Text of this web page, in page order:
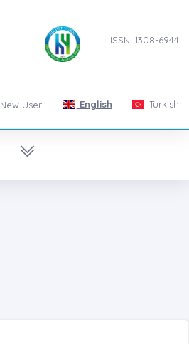
ISSN: 1308-6944
New User English Turkish